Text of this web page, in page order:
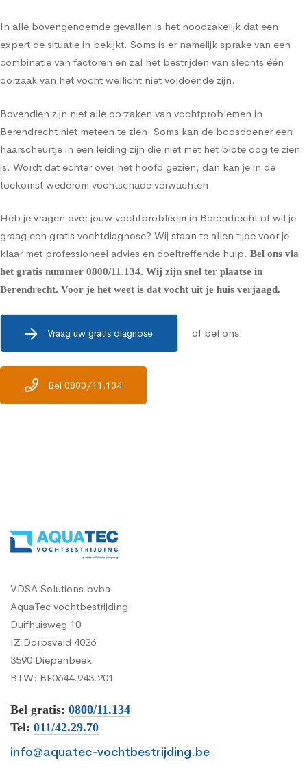
In alle bovengenoemde gevallen is het noodzakelijk dat een
expert de situatie in bekijkt. Soms is er namelijk sprake van een
combinatie van factoren en zal het bestrijden van slechts één
oorzaak van het vocht wellicht niet voldoende zijn.
Bovendien zijn niet alle oorzaken van vochtproblemen in
Berendrecht niet meteen te zien. Soms kan de boosdoener een
haarscheurtje in een leiding zijn die niet met het blote oog te zien
is. Wordt dat echter over het hoofd gezien, dan kan je in de
toekomst wederom vochtschade verwachten.
Heb je vragen over jouw vochtprobleem in Berendrecht of wil je
graag een gratis vochtdiagnose? Wij staan te allen tijde voor je
klaar met professioneel advies en doeltreffende hulp. Bel ons via
het gratis nummer 0800/11.134. Wij zijn snel ter plaatse in
Berendrecht. Voor je het weet is dat vocht uit je huis verjaagd.
Vraag uw gratis diagnose of bel ons
Bel 0800/11.134
VDSA Solutions bvba
AquaTec vochtbestrijding
Duifhuisweg 10
IZ Dorpsveld 4026
3590 Diepenbeek
BTW: BE0644.943.201
Bel gratis: 0800/11.134
Tel: 011/42.29.70
info@aquatec-vochtbestrijding.be